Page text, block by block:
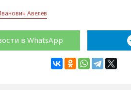
Авелев
в WhatsApp